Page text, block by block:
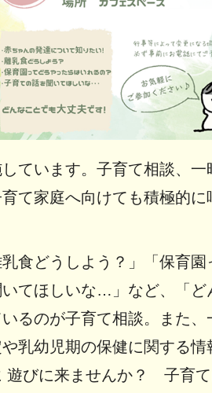
ています。子育て相談、一
て家庭へ向けても積極的に
食どうしよう？」「保育園
てほしいな…」など、「ど
るのが子育て相談。また、
乳幼児期の保健に関する情
遊びに来ませんか？ 子育